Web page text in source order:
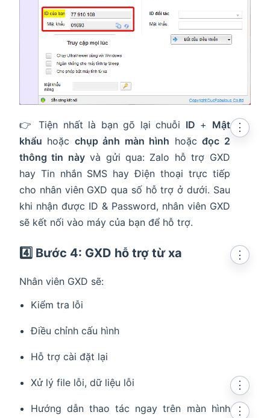
👉 Tiện nhất là bạn gõ lại chuỗi ID + Mật
khẩu hoặc chụp ảnh màn hình hoặcđọc 2
thông tin nàyvà gửi qua: Zalo hỗ trợ GXD
hay Tin nhắn SMS hay Điện thoại trực tiếp
cho nhân viên GXD qua số hỗ trợ ở dưới. Sau
khi nhận được ID & Password, nhân viên GXD
sẽ kết nối vào máy của bạn để hỗ trợ.
⋮
4️⃣ Bước 4: GXD hỗ trợ từ xa ⋮
Nhân viên GXD sẽ:
Kiểm tra lỗi
Điều chỉnh cấu hình
Hỗ trợ cài đặt lại
Xử lý file lỗi, dữ liệu lỗi
⋮
Hướng dẫn thao tác ngay trên màn hình
⋮